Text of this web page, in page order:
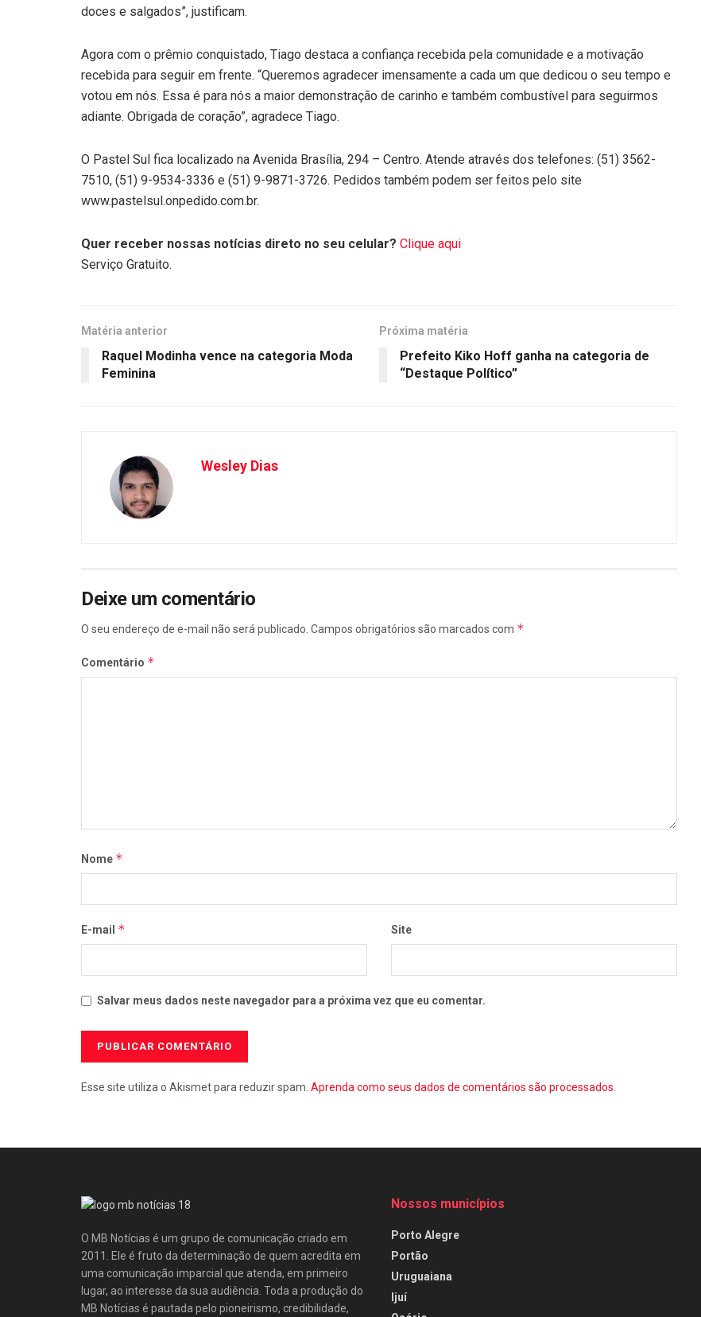
doces e salgados”, justificam.
Agora com o prêmio conquistado, Tiago destaca a confiança recebida pela comunidade e a motivação
recebida para seguir em frente. “Queremos agradecer imensamente a cada um que dedicou o seu tempo e
votou em nós. Essa é para nós a maior demonstração de carinho e também combustível para seguirmos
adiante. Obrigada de coração”, agradece Tiago.
O Pastel Sul fica localizado na Avenida Brasília, 294 – Centro. Atende através dos telefones: (51) 3562-
7510, (51) 9-9534-3336 e (51) 9-9871-3726. Pedidos também podem ser feitos pelo site
www.pastelsul.onpedido.com.br.
Quer receber nossas notícias direto no seu celular? Clique aqui
Serviço Gratuito.
Matéria anterior
Raquel Modinha vence na categoria Moda
Feminina
Próxima matéria
Prefeito Kiko Hoff ganha na categoria de
“Destaque Político”
Wesley Dias
Deixe um comentário
O seu endereço de e-mail não será publicado. Campos obrigatórios são marcados com *
Comentário *
Nome *
E-mail * Site
Salvar meus dados neste navegador para a próxima vez que eu comentar.
Esse site utiliza o Akismet para reduzir spam. Aprenda como seus dados de comentários são processados
O MB Notícias é um grupo de comunicação criado em
2011. Ele é fruto da determinação de quem acredita em
uma comunicação imparcial que atenda, em primeiro
lugar, ao interesse da sua audiência. Toda a produção do
MB Notícias é pautada pelo pioneirismo, credibilidade,
Nossos municípios
Porto Alegre
Portão
Uruguaiana
Ijuí